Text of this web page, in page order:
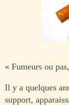
« Fumeurs ou
Il y a quelques
support,